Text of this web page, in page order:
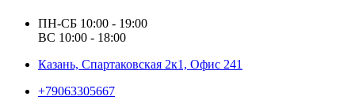
ПН-СБ 10:00 - 19:00
ВС 10:00 - 18:00
Казань, Спартаковская 2к1, Офис 241
+79063305667